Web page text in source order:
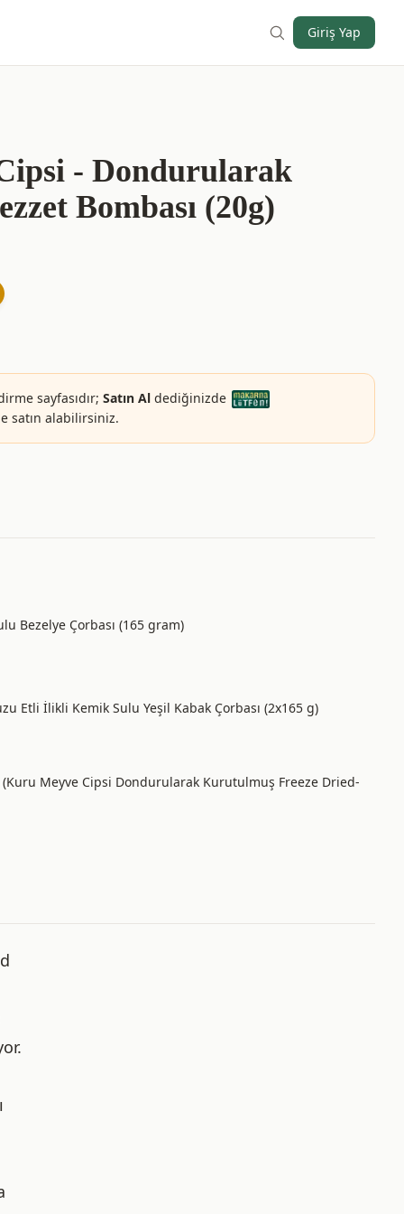
Giriş Yap
- Dondurularak
Bombası (20g)
sayfasıdır; Satın Al dediğinizde
satın alabilirsiniz.
Bezelye Çorbası (165 gram)
Etli İlikli Kemik Sulu Yeşil Kabak Çorbası (2x165 g)
(Kuru Meyve Cipsi Dondurularak Kurutulmuş Freeze Dried-